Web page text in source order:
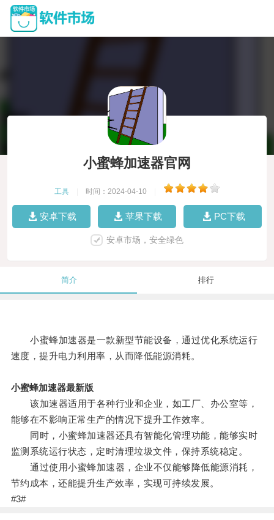
小蜜蜂加速器官网
工具 时间：2024-04-10
安卓下载 苹果下载 PC下载
安卓市场，安全绿色
简介 排行
小蜜蜂加速器是一款新型节能设备，通过优化系统运行
速度，提升电力利用率，从而降低能源消耗。
小蜜蜂加速器最新版
该加速器适用于各种行业和企业，如工厂、办公室等，
能够在不影响正常生产的情况下提升工作效率。
同时，小蜜蜂加速器还具有智能化管理功能，能够实时
监测系统运行状态，定时清理垃圾文件，保持系统稳定。
通过使用小蜜蜂加速器，企业不仅能够降低能源消耗，
节约成本，还能提升生产效率，实现可持续发展。
#3#